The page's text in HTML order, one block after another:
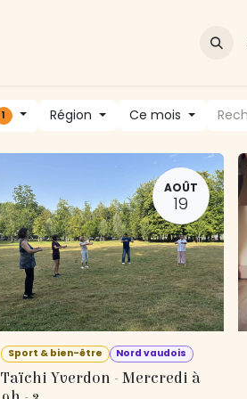
Actualités
1 Région Ce mois
AOÛT
19
Sport & bien-être Nord vaudois
Taïchi Yverdon - Mercredi à